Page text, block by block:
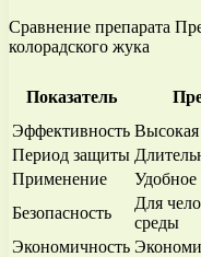
Сравнение препарата
колорадского жука
Показатель
Эффективность Высокая
Период защиты
Применение
Удобное
Безопасность
Для
среды
Экономичность